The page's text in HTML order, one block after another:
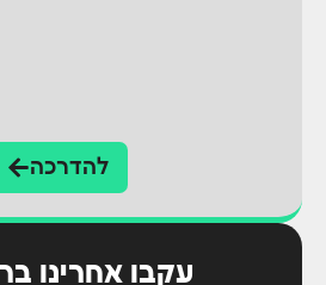
להדרכה
עקבו אחרינו